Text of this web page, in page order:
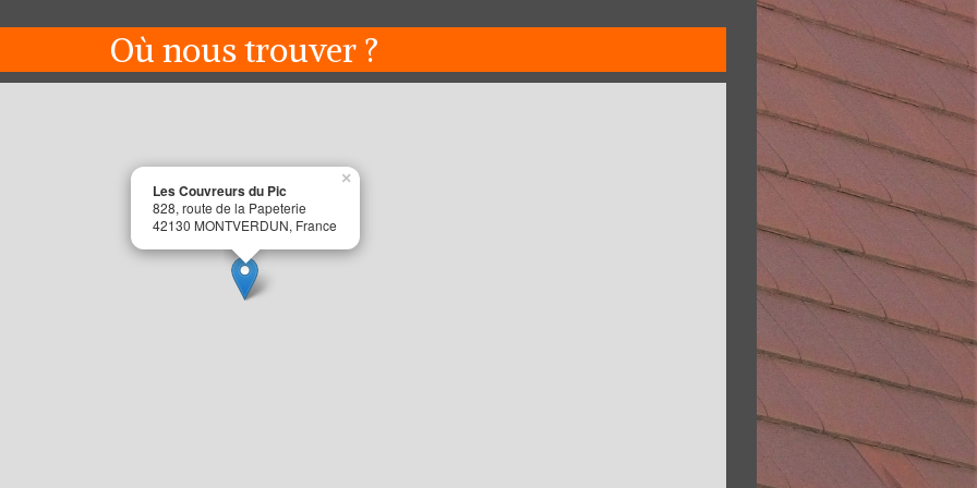
Où nous trouver ?
Les Couvreurs du Pic
828, route de la Papeterie
42130 MONTVERDUN, France
×